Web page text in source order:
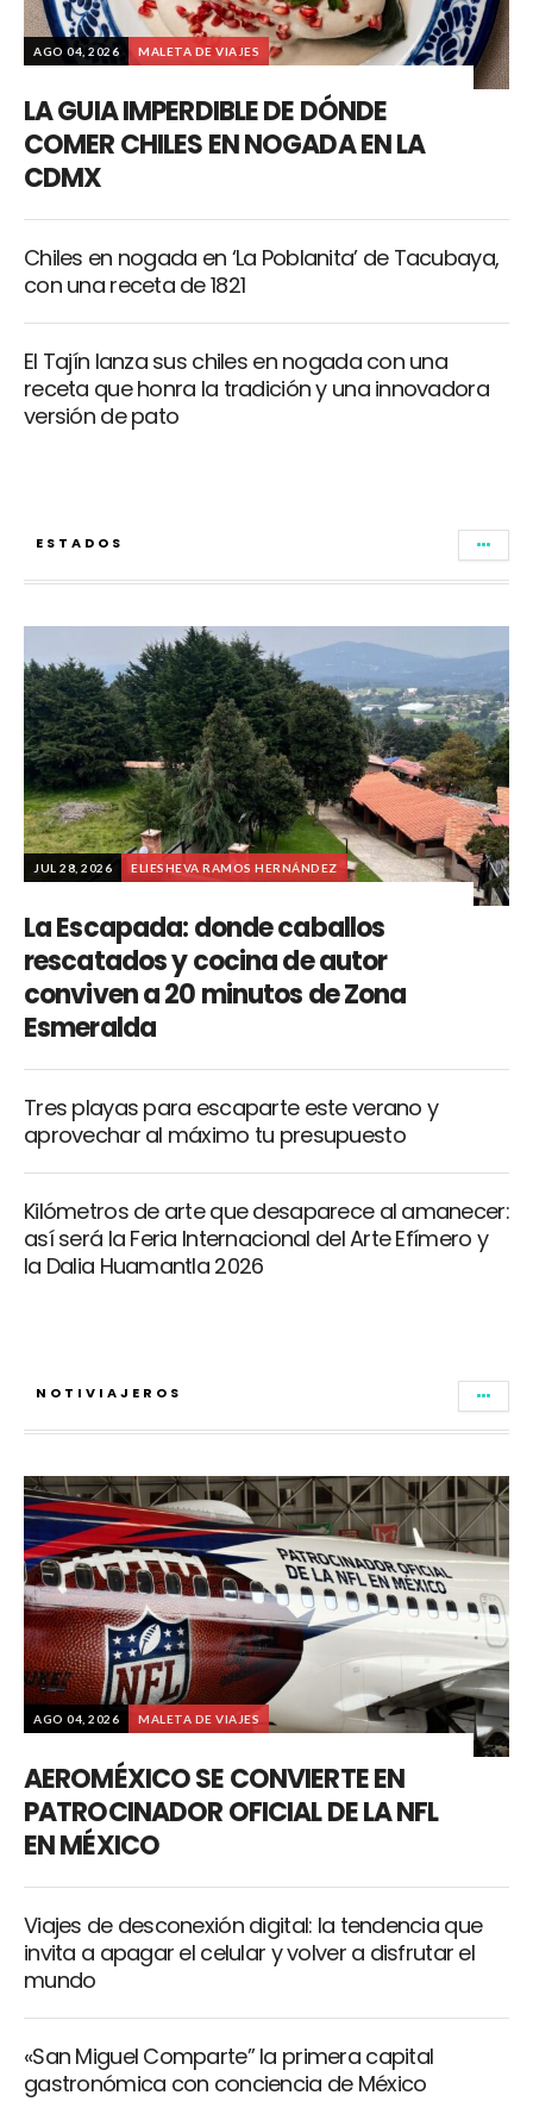
AGO 04, 2026 MALETA DE VIAJES
LA GUIA IMPERDIBLE DE DÓNDE
COMER CHILES EN NOGADA EN LA
CDMX
Chiles en nogada en ‘La Poblanita’ de Tacubaya,
con una receta de 1821
El Tajín lanza sus chiles en nogada con una
receta que honra la tradición y una innovadora
versión de pato
ESTADOS
JUL 28, 2026 ELIESHEVA RAMOS HERNÁNDEZ
La Escapada: donde caballos
rescatados y cocina de autor
conviven a 20 minutos de Zona
Esmeralda
Tres playas para escaparte este verano y
aprovechar al máximo tu presupuesto
Kilómetros de arte que desaparece al amanecer:
así será la Feria Internacional del Arte Efímero y
la Dalia Huamantla 2026
NOTIVIAJEROS
AGO 04, 2026 MALETA DE VIAJES
AEROMÉXICO SE CONVIERTE EN
PATROCINADOR OFICIAL DE LA NFL
EN MÉXICO
Viajes de desconexión digital: la tendencia que
invita a apagar el celular y volver a disfrutar el
mundo
«San Miguel Comparte” la primera capital
gastronómica con conciencia de México